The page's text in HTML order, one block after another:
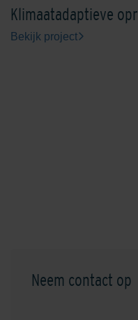
Klimaatadaptieve
Bekijk project
Neem contact op